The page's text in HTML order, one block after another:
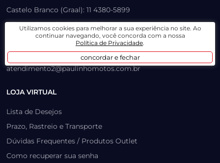
Castelo Branco (Graal): 11 4380-5899
Vila Prudente (Anhaia Mello): 11 2780-0385
Salim Farah Maluf: 11 2780-0147
atendimento3@paulinhomotos.com.br
atendimento2@paulinhomotos.com.br
LOJA VIRTUAL
Lista de Desejos
Prazo, Rastreio e Transporte
Dúvidas Frequentes / Produtos Outlet
Como recuperar sua senha
Utilizamos cookies para melhorar a sua experiência no site. Ao
continuar navegando, você concorda com a nossa
Política de Privacidade.
concordar e fechar